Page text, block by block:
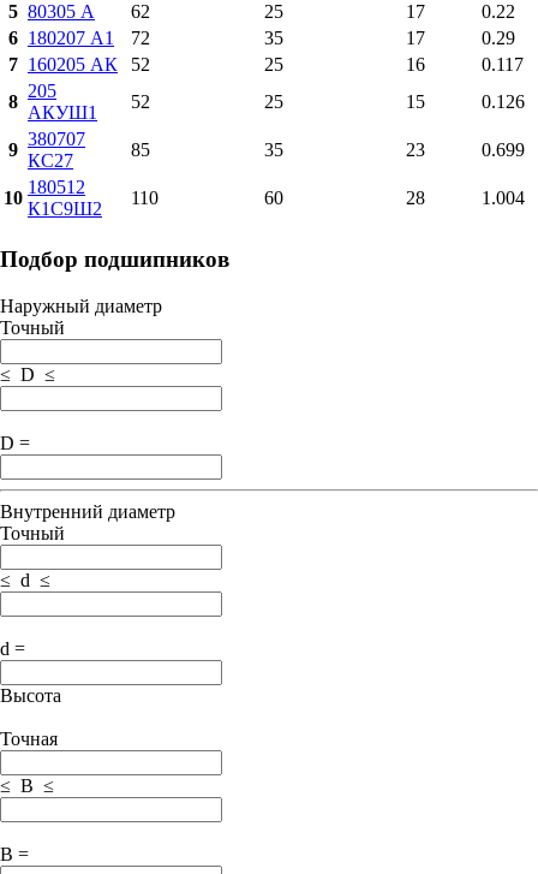
5 80305 А 62 25 17
0.22
6 180207 А1 72 35 17
0.29
7 160205 АК 52 25 16
0.117
8
205
АКУШ1
52 25 15 0.126
9
380707
КС27
85 35 23 0.699
10
180512
К1С9Ш2
110 60 28 1.004
Подбор подшипников
Наружный диаметр
Точный
≤ D ≤
D =
Внутренний диаметр
Точный
≤ d ≤
d =
Высота
Точная
≤ B ≤
B =